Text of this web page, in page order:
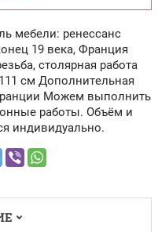
мебели: ренессанс
19 века, Франция
столярная работа
см Дополнительная
Можем выполнить
работы. Объём и
индивидуально.